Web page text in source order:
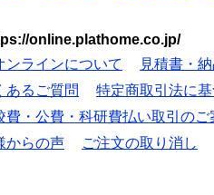
online.plathome.co.jp/
ンラインについて
見積書・
あるご質問
特定商取引法に
費・公費・科研費払い取引のご
からの声 ご注文の取り消し